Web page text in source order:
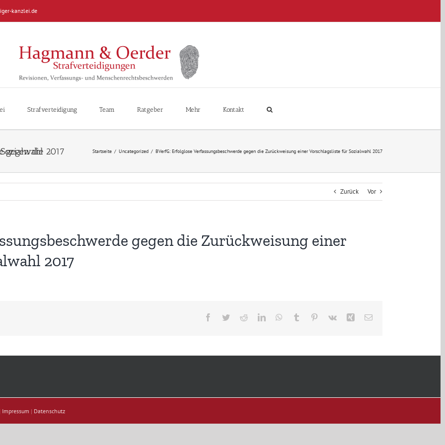
kanzlei.de
Strafverteidigung Team Ratgeber Mehr Kontakt
für Sozialwahl 2017 Startseite / Uncategorized / BVerfG: Erfolglose Verfassungsbeschwerde gegen die Zurückweisung einer Vorschlagsliste für Sozialwahl 2017
Zurück Vor
gegen die Zurückweisung einer
2017
Facebook
TwitterRedditLinkedInWhatsApp
Tumblr Pinterest
Vk Xing E-
Impressum | Datenschutz